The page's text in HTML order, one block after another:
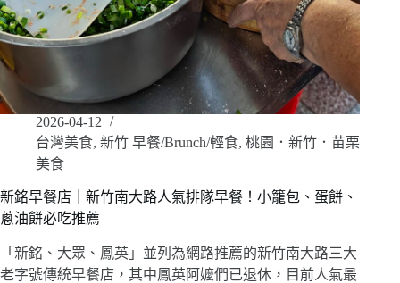
2026-04-12
台灣美食, 新竹 早餐/Brunch/輕食, 桃園．新竹．苗栗
美食
新銘早餐店｜新竹南大路人氣排隊早餐！小籠包、蛋餅、
蔥油餅必吃推薦
「新銘、大眾、鳳英」並列為網路推薦的新竹南大路三大
老字號傳統早餐店，其中鳳英阿嬤們已退休，目前人氣最